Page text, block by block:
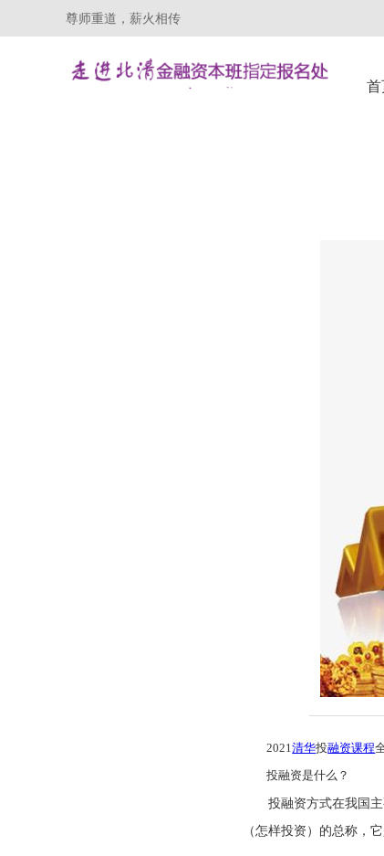
尊师重道，薪火相传
首
2021清华投融资课程
投融资是什么？
投融资方式在我国
（怎样投资）的总称，